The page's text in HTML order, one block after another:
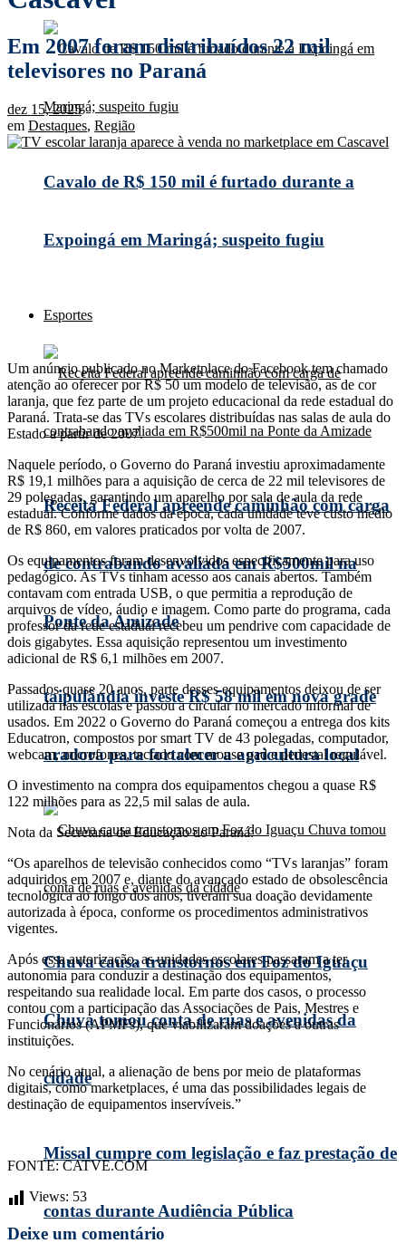
Cavalo de R$ 150 mil é furtado durante a
Expoingá em Maringá; suspeito fugiu
Esportes
Receita Federal apreende caminhão com carga
de contrabando avaliada em R$500mil na
Ponte da Amizade
taipulândia investe R$ 58 mil em nova grade
aradora para fortalecer a agricultura local
Chuva causa transtornos em Foz do Iguaçu
Chuva tomou conta de ruas e avenidas da
cidade
Missal cumpre com legislação e faz prestação de
contas durante Audiência Pública
Em 2007 foram distribuídos 22 mil
televisores no Paraná
dez 15, 2025
em Destaques, Região
Um anúncio publicado no Marketplace do Facebook tem chamado
atenção ao oferecer por R$ 50 um modelo de televisão, as de cor
laranja, que fez parte de um projeto educacional da rede estadual do
Paraná. Trata-se das TVs escolares distribuídas nas salas de aula do
Estado a partir de 2007.
Naquele período, o Governo do Paraná investiu aproximadamente
R$ 19,1 milhões para a aquisição de cerca de 22 mil televisores de
29 polegadas, garantindo um aparelho por sala de aula da rede
estadual. Conforme dados da época, cada unidade teve custo médio
de R$ 860, em valores praticados por volta de 2007.
Os equipamentos foram desenvolvidos especificamente para uso
pedagógico. As TVs tinham acesso aos canais abertos. Também
contavam com entrada USB, o que permitia a reprodução de
arquivos de vídeo, áudio e imagem. Como parte do programa, cada
professor da rede estadual recebeu um pendrive com capacidade de
dois gigabytes. Essa aquisição representou um investimento
adicional de R$ 6,1 milhões em 2007.
Passados quase 20 anos, parte desses equipamentos deixou de ser
utilizada nas escolas e passou a circular no mercado informal de
usados. Em 2022 o Governo do Paraná começou a entrega dos kits
Educatron, compostos por smart TV de 43 polegadas, computador,
webcam, microfones, teclado com mouse pad e pedestal regulável.
O investimento na compra dos equipamentos chegou a quase R$
122 milhões para as 22,5 mil salas de aula.
Nota da Secretaria de Educação do Paraná:
“Os aparelhos de televisão conhecidos como “TVs laranjas” foram
adquiridos em 2007 e, diante do avançado estado de obsolescência
tecnológica ao longo dos anos, tiveram sua doação devidamente
autorizada à época, conforme os procedimentos administrativos
vigentes.
Após essa autorização, as unidades escolares passaram a ter
autonomia para conduzir a destinação dos equipamentos,
respeitando sua realidade local. Em parte dos casos, o processo
contou com a participação das Associações de Pais, Mestres e
Funcionários (APMFs), que viabilizaram doações a outras
instituições.
No cenário atual, a alienação de bens por meio de plataformas
digitais, como marketplaces, é uma das possibilidades legais de
destinação de equipamentos inservíveis.”
FONTE: CATVE.COM
Views: 53
Deixe um comentário